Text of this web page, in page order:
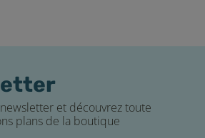
et découvrez toute
plans de la boutique